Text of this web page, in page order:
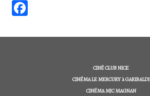
b
CINÉ CLUB NICE
CINÉMA LE MERCURY à GARIBALDI
CINÉMA MJC MAGNAN